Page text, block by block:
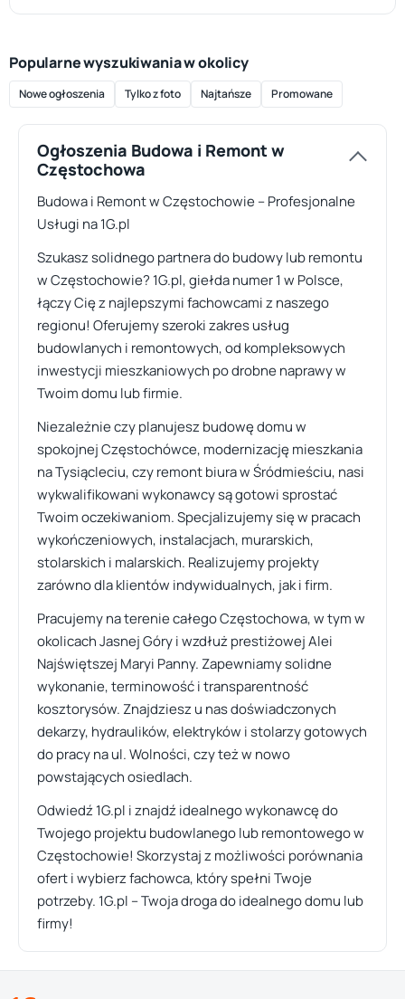
Popularne wyszukiwania w okolicy
Nowe ogłoszenia Tylko z foto Najtańsze Promowane
Ogłoszenia Budowa i Remont w
Częstochowa
Budowa i Remont w Częstochowie – Profesjonalne
Usługi na 1G.pl
Szukasz solidnego partnera do budowy lub remontu
w Częstochowie? 1G.pl, giełda numer 1 w Polsce,
łączy Cię z najlepszymi fachowcami z naszego
regionu! Oferujemy szeroki zakres usług
budowlanych i remontowych, od kompleksowych
inwestycji mieszkaniowych po drobne naprawy w
Twoim domu lub firmie.
Niezależnie czy planujesz budowę domu w
spokojnej Częstochówce, modernizację mieszkania
na Tysiącleciu, czy remont biura w Śródmieściu, nasi
wykwalifikowani wykonawcy są gotowi sprostać
Twoim oczekiwaniom. Specjalizujemy się w pracach
wykończeniowych, instalacjach, murarskich,
stolarskich i malarskich. Realizujemy projekty
zarówno dla klientów indywidualnych, jak i firm.
Pracujemy na terenie całego Częstochowa, w tym w
okolicach Jasnej Góry i wzdłuż prestiżowej Alei
Najświętszej Maryi Panny. Zapewniamy solidne
wykonanie, terminowość i transparentność
kosztorysów. Znajdziesz u nas doświadczonych
dekarzy, hydraulików, elektryków i stolarzy gotowych
do pracy na ul. Wolności, czy też w nowo
powstających osiedlach.
Odwiedź 1G.pl i znajdź idealnego wykonawcę do
Twojego projektu budowlanego lub remontowego w
Częstochowie! Skorzystaj z możliwości porównania
ofert i wybierz fachowca, który spełni Twoje
potrzeby. 1G.pl – Twoja droga do idealnego domu lub
firmy!